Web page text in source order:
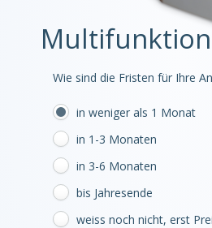
Wie sind die Fristen für Ihre
in weniger als 1 Monat
in 1-3 Monaten
in 3-6 Monaten
bis Jahresende
weiss noch nicht, erst